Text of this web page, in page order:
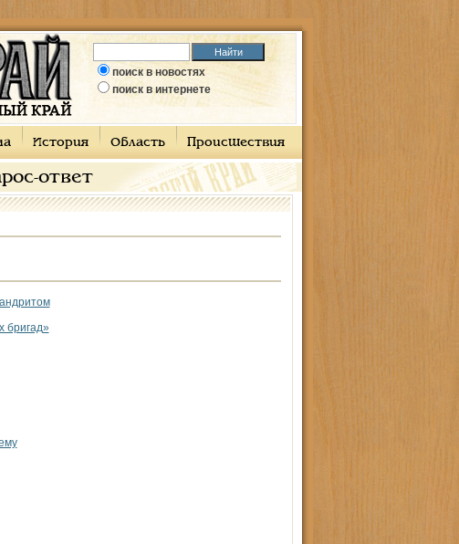
поиск в новостях
поиск в интернете
История Область Происшествия
ответ
бригад»